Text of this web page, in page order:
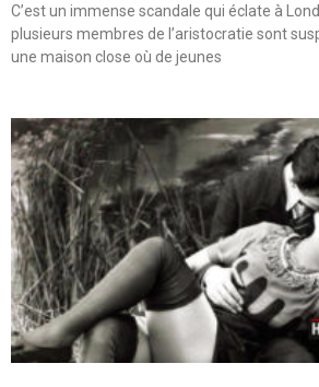
C’est un immense scandale qui éclate à
plusieurs membres de l’aristocratie sont
une maison close où de jeunes